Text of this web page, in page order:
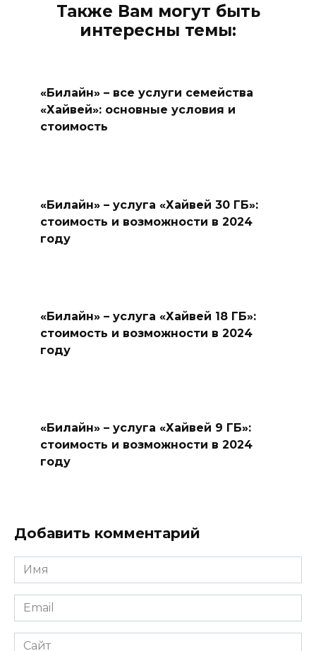
Также Вам могут быть
интересны темы:
«Билайн» – все услуги семейства
«Хайвей»: основные условия и
стоимость
«Билайн» – услуга «Хайвей 30 ГБ»:
стоимость и возможности в 2024
году
«Билайн» – услуга «Хайвей 18 ГБ»:
стоимость и возможности в 2024
году
«Билайн» – услуга «Хайвей 9 ГБ»:
стоимость и возможности в 2024
году
Добавить комментарий
Имя
*
Email
*
Сайт